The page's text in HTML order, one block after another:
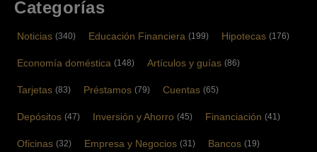
Categorías
Noticias (340) Educación Financiera (199) Hipotecas (176)
Economía doméstica (148) Artículos y guías (86)
Tarjetas (83) Préstamos (79) Cuentas (65)
Depósitos (47) Inversión y Ahorro (45) Financiación (41)
Oficinas (32) Empresa y Negocios (31) Bancos (19)